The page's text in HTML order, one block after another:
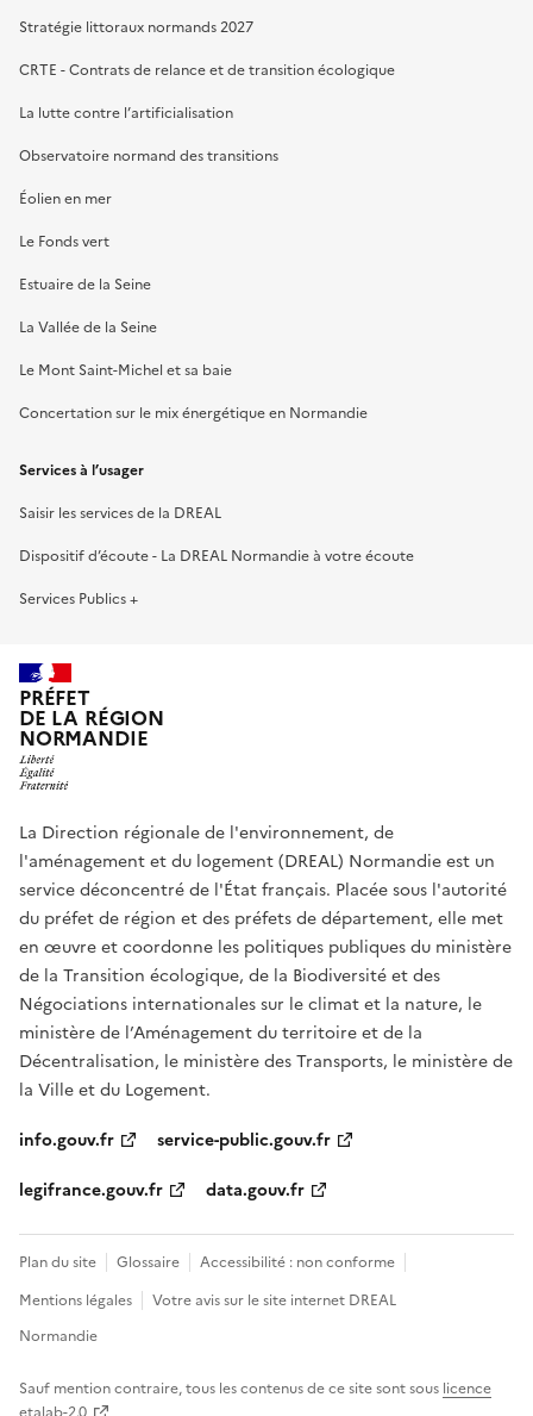
Stratégie littoraux normands 2027
CRTE - Contrats de relance et de transition écologique
La lutte contre l’artificialisation
Observatoire normand des transitions
Éolien en mer
Le Fonds vert
Estuaire de la Seine
La Vallée de la Seine
Le Mont Saint-Michel et sa baie
Concertation sur le mix énergétique en Normandie
Services à l’usager
Saisir les services de la DREAL
Dispositif d’écoute - La DREAL Normandie à votre écoute
Services Publics +
PRÉFET
DE LA RÉGION
NORMANDIE
La Direction régionale de l'environnement, de
l'aménagement et du logement (DREAL) Normandie est un
service déconcentré de l'État français. Placée sous l'autorité
du préfet de région et des préfets de département, elle met
en œuvre et coordonne les politiques publiques du ministère
de la Transition écologique, de la Biodiversité et des
Négociations internationales sur le climat et la nature, le
ministère de l’Aménagement du territoire et de la
Décentralisation, le ministère des Transports, le ministère de
la Ville et du Logement.
info.gouv.fr
service-public.gouv.fr
legifrance.gouv.fr
data.gouv.fr
Plan du site Glossaire
Accessibilité : non conforme
Mentions légales
Votre avis sur le site internet DREAL
Normandie
Sauf mention contraire, tous les contenus de ce site sont sous licence